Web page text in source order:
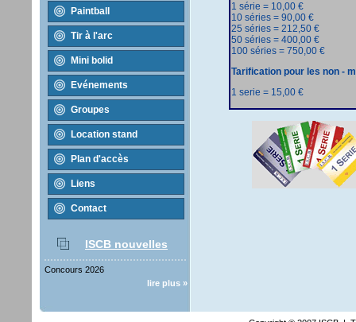
Paintball
Tir à l'arc
Mini bolid
Evénements
Groupes
Location stand
Plan d'accès
Liens
Contact
ISCB nouvelles
Concours 2026
lire plus »
1 série = 10,00 €
10 séries = 90,00 €
25 séries = 212,50 €
50 séries = 400,00 €
100 séries = 750,00 €
Tarification pour les non -
1 serie = 15,00 €